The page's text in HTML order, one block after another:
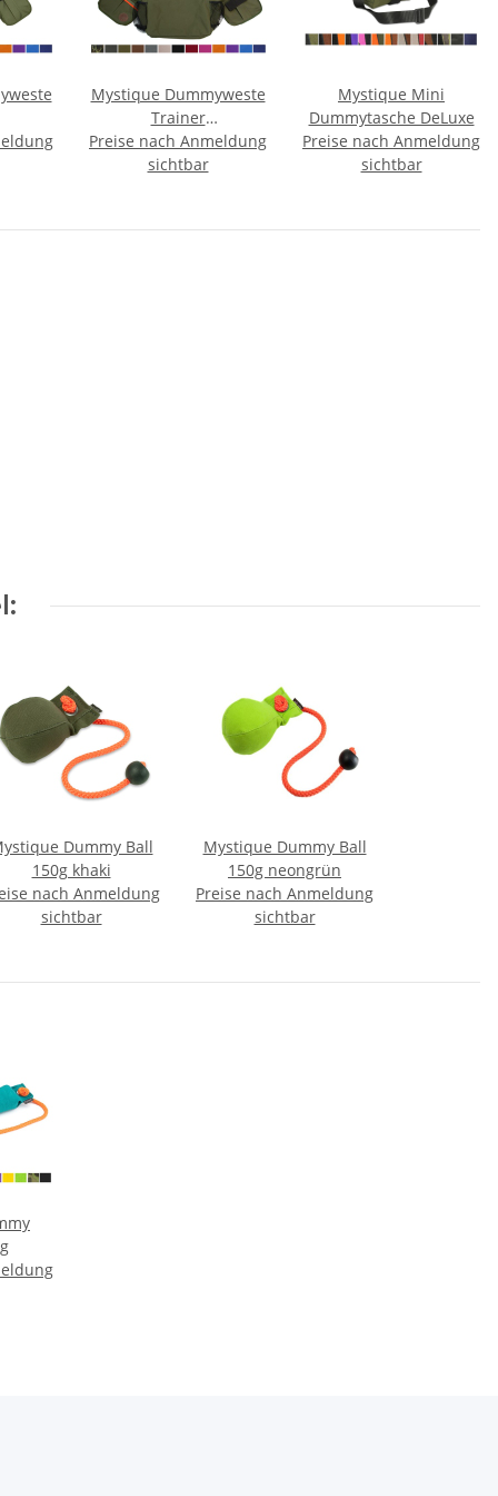
Mystique Dummyweste
Trainer
Kunstoffverschluss
Preise nach Anmeldung
sichtbar
Mystique Mini
Dummytasche DeLuxe
Preise nach Anmeldung
sichtbar
Dummy Ball
150g khaki
nach Anmeldung
sichtbar
Mystique Dummy Ball
150g neongrün
Preise nach Anmeldung
sichtbar